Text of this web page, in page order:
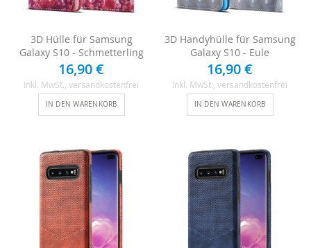
3D Hülle für Samsung
Galaxy S10 - Schmetterling
16,90 €
Inkl. MwSt., versandkostenfrei
IN DEN WARENKORB
3D Handyhülle für Samsung
Galaxy S10 - Eule
16,90 €
Inkl. MwSt., versandkostenfrei
IN DEN WARENKORB